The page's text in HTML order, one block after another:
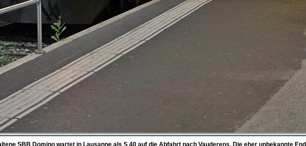
SBB Domino wartet in Lausanne als S 40 auf die Abfahrt nach Vauderens. Die eher unbekannte